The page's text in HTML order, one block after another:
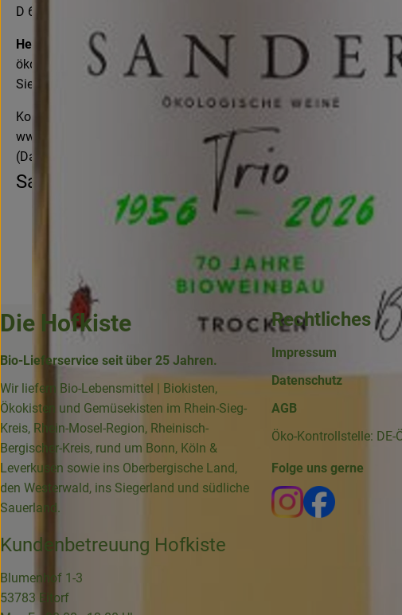
D 67582 Mettenheim
Herzlich Willkommen bei der Familie Weingut Sander in
ökologisch angebauten Trauben. Schwerpunkt hierbei sind der
Sie mehr über unser Weingut, die Weine und die Familie Sander auf
Kontrollnummer DE-ÖKO-022
www.sanderweine.de
(Daten von Ecoinform)
Sander – ökologische Weine
Die Hofkiste
Bio-Lieferservice seit über 25 Jahren.
Wir liefern Bio-Lebensmittel | Biokisten,
Ökokisten und Gemüsekisten im Rhein-Sieg-
Kreis, Rhein-Mosel-Region, Rheinisch-
Bergischer-Kreis, rund um Bonn, Köln &
Leverkusen sowie ins Oberbergische Land,
den Westerwald, ins Siegerland und südliche
Sauerland.
Kundenbetreuung Hofkiste
Blumenhof 1-3
53783 Eitorf
Rechtliches
Impressum
Datenschutz
AGB
Öko-Kontrollstelle: DE-
Folge uns gerne
Externer Link zu
Externer